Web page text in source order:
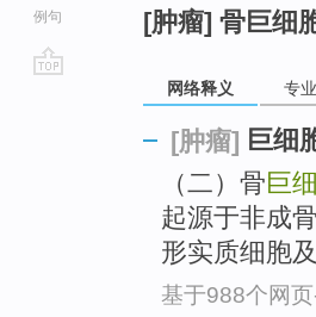
例句
[肿瘤] 骨巨细
网络释义 专
[肿瘤] 巨细
（二）骨巨
起源于非成
形实质细胞
基于988个网页